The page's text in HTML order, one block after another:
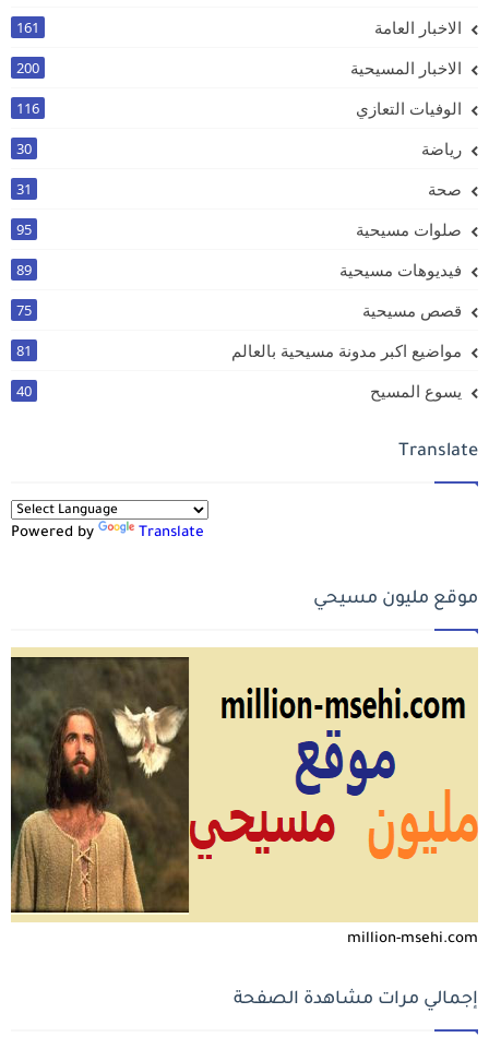
الاخبار العامة 161
الاخبار المسيحية 200
الوفيات التعازي 116
رياضة 30
صحة 31
صلوات مسيحية 95
فيديوهات مسيحية 89
قصص مسيحية 75
مواضيع اكبر مدونة مسيحية بالعالم 81
يسوع المسيح 40
Translate
Powered by Translate
موقع مليون مسيحي
million-msehi.com
إجمالي مرات مشاهدة الصفحة